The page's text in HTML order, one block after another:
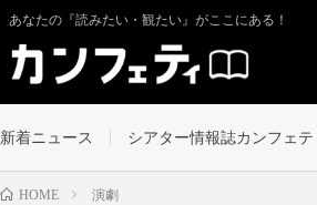
あなたの『読みたい・観たい』がここにある！
新着ニュース シアター情報誌カンフェテ
HOME 演劇